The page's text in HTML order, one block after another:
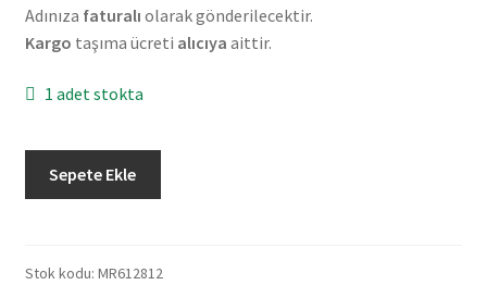
Adınıza faturalı olarak gönderilecektir.
Kargo taşıma ücreti alıcıya aittir.
1 adet stokta
Mitsubishi
Sağ
Sepete Ekle
Stok kodu: MR612812